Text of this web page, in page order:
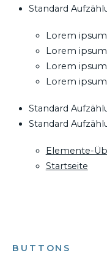
Standard
Lorem ipsum
Lorem ipsum
Lorem ipsum
Lorem ipsum
Standard
Standard
Elemente-
Startseite
BUTTONS